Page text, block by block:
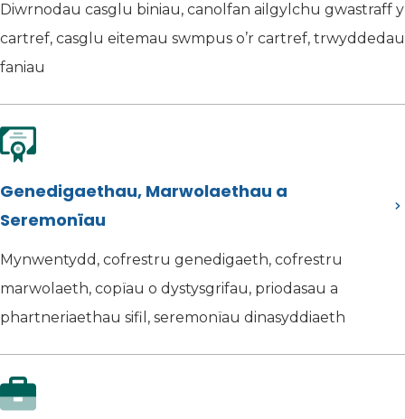
Diwrnodau casglu biniau, canolfan ailgylchu gwastraff y
cartref, casglu eitemau swmpus o’r cartref, trwyddedau
faniau
Genedigaethau, Marwolaethau a
Seremonïau
Mynwentydd, cofrestru genedigaeth, cofrestru
marwolaeth, copïau o dystysgrifau, priodasau a
phartneriaethau sifil, seremonïau dinasyddiaeth